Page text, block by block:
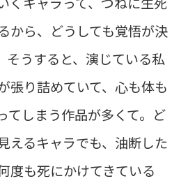
から、どうしても覚悟が決
そうすると、演じている私
張り詰めていて、心も体も
てしまう作品が多くて。ど
えるキャラでも、油断した
度も死にかけてきている